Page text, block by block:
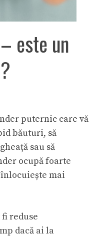
este un
puternic care vă
băuturi, să
sau să
ocupă foarte
mai
reduse
dacă ai la